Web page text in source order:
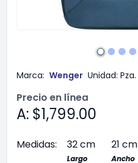
Marca: Wenger Unidad: Pza.
Precio en línea
A: $1,799.00
Medidas: 32 cm 21 cm
Largo Ancho